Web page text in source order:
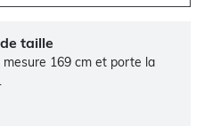
taille
mesure 169 cm et porte la